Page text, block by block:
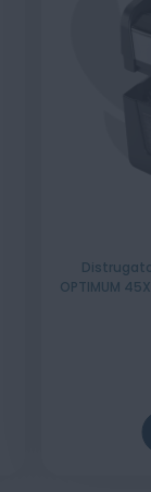
OPTIMUM